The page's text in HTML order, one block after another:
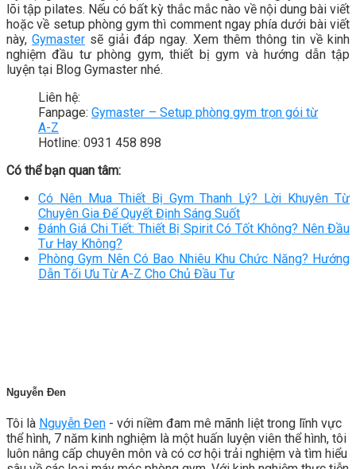
lõi tập pilates. Nếu có bất kỳ thắc mắc nào về nội dung bài viết
hoặc về setup phòng gym thì comment ngay phía dưới bài viết
này,Gymaster sẽ giải đáp ngay. Xem thêm thông tin về kinh
nghiệm đầu tư phòng gym, thiết bị gym và hướng dẫn tập
luyện tại Blog Gymaster nhé.
Liên hệ:
Fanpage:Gymaster – Setup phòng gym trọn gói từ
A-Z
Hotline: 0931 458 898
Có thể bạn quan tâm:
Có Nên Mua Thiết Bị Gym Thanh Lý? Lời Khuyên Từ
Chuyên Gia Để Quyết Định Sáng Suốt
Đánh Giá Chi Tiết: Thiết Bị Spirit Có Tốt Không? Nên Đầu
Tư Hay Không?
Phòng Gym Nên Có Bao Nhiêu Khu Chức Năng? Hướng
Dẫn Tối Ưu Từ A-Z Cho Chủ Đầu Tư
Nguyễn Đen
Tôi là Nguyễn Đen - với niềm đam mê mãnh liệt trong lĩnh vực
thể hình, 7 năm kinh nghiệm là một huấn luyện viên thể hình, tôi
luôn nâng cấp chuyên môn và có cơ hội trải nghiệm và tìm hiểu